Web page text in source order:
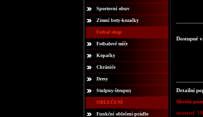
Sportovní obuv
Zimní boty-kozačky
Fotbal shop
Fotbalové míče
Kopačky
Chrániče
Dresy
Stulpny-štrupny
OBLEČENÍ
Funkční oblečení-prádlo
Dostupné
Detailní
Skvělá
material: